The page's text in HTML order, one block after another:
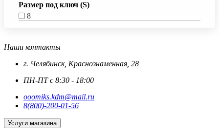
Размер под ключ (S)
8
Наши контакты
г. Челябинск, Краснознаменная, 28
ПН-ПТ с 8:30 - 18:00
ooomiks.kdm@mail.ru
8(800)-200-01-56
Услуги магазина